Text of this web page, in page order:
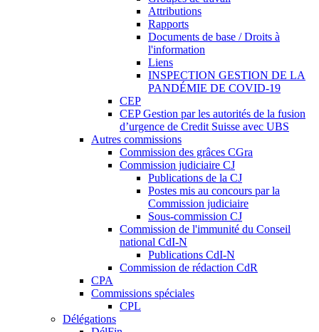
Attributions
Rapports
Documents de base / Droits à
l'information
Liens
INSPECTION GESTION DE LA
PANDÉMIE DE COVID-19
CEP
CEP Gestion par les autorités de la fusion
d’urgence de Credit Suisse avec UBS
Autres commissions
Commission des grâces CGra
Commission judiciaire CJ
Publications de la CJ
Postes mis au concours par la
Commission judiciaire
Sous-commission CJ
Commission de l'immunité du Conseil
national CdI-N
Publications CdI-N
Commission de rédaction CdR
CPA
Commissions spéciales
CPL
Délégations